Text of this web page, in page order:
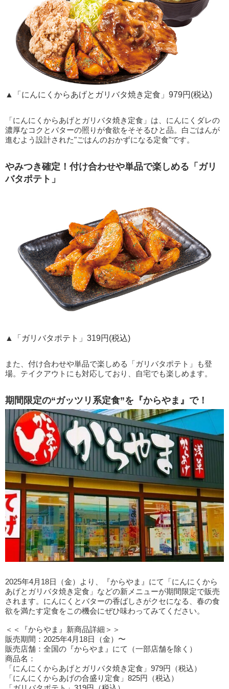
▲「にんにくからあげとガリバタ焼き定食」979円(税込)
「にんにくからあげとガリバタ焼き定食」は、にんにくダレの
濃厚なコクとバターの照りが食欲をそそるひと品。白ごはんが
進むよう設計された"ごはんのおかずになる定食"です。
やみつき確定！付け合わせや単品で楽しめる「ガリ
バタポテト」
▲「ガリバタポテト」319円(税込)
また、付け合わせや単品で楽しめる「ガリバタポテト」も登
場。テイクアウトにも対応しており、自宅でも楽しめます。
期間限定の“ガッツリ系定食”を『からやま』で！
2025年4月18日（金）より、『からやま』にて「にんにくから
あげとガリバタ焼き定食」などの新メニューが期間限定で販売
されます。にんにくとバターの香ばしさがクセになる、春の食
欲を満たす定食をこの機会にぜひ味わってみてください。
＜＜『からやま』新商品詳細＞＞
販売期間：2025年4月18日（金）〜
販売店舗：全国の『からやま』にて（一部店舗を除く）
商品名：
「にんにくからあげとガリバタ焼き定食」979円（税込）
「にんにくからあげの合盛り定食」825円（税込）